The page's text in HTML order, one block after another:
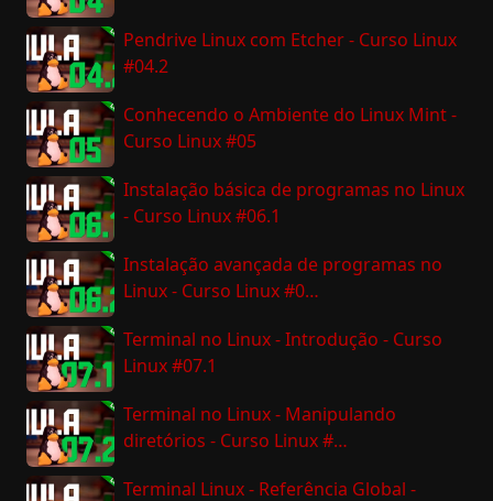
Pendrive Linux com Etcher - Curso Linux
#04.2
Conhecendo o Ambiente do Linux Mint -
Curso Linux #05
Instalação básica de programas no Linux
- Curso Linux #06.1
Instalação avançada de programas no
Linux - Curso Linux #0…
Terminal no Linux - Introdução - Curso
Linux #07.1
Terminal no Linux - Manipulando
diretórios - Curso Linux #…
Terminal Linux - Referência Global -